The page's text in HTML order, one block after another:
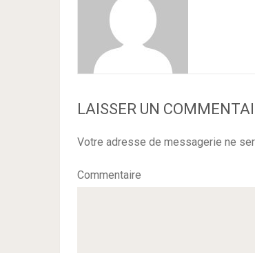
LAISSER UN
Votre adresse de messagerie ne
Commentaire